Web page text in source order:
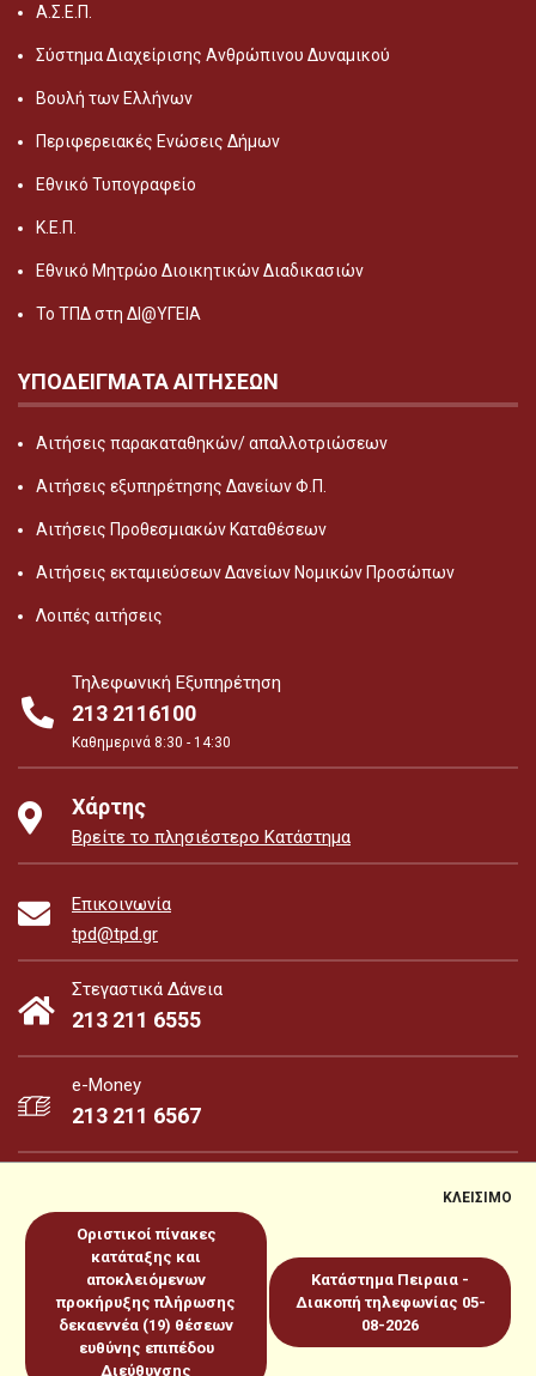
Α.Σ.Ε.Π.
Σύστημα Διαχείρισης Ανθρώπινου Δυναμικού
Βουλή των Ελλήνων
Περιφερειακές Ενώσεις Δήμων
Εθνικό Τυπογραφείο
Κ.Ε.Π.
Εθνικό Μητρώο Διοικητικών Διαδικασιών
Το ΤΠΔ στη ΔΙ@ΥΓΕΙΑ
ΥΠΟΔΕΙΓΜΑΤΑ ΑΙΤΗΣΕΩΝ
Αιτήσεις παρακαταθηκών/ απαλλοτριώσεων
Αιτήσεις εξυπηρέτησης Δανείων Φ.Π.
Αιτήσεις Προθεσμιακών Καταθέσεων
Αιτήσεις εκταμιεύσεων Δανείων Νομικών Προσώπων
Λοιπές αιτήσεις
Τηλεφωνική Εξυπηρέτηση
213 2116100
Καθημερινά 8:30 - 14:30
Χάρτης
Βρείτε το πλησιέστερο Κατάστημα
Επικοινωνία
tpd@tpd.gr
Στεγαστικά Δάνεια
213 211 6555
e-Money
213 211 6567
e-Money
Sitemap Πολιτική για Cookies
Προστασία Προσωπικών
ΔεδομένωνΌροι χρήσεως
Copyright 2026 © www.tpd.gr
ΚΛΕΙΣΙΜΟ
Οριστικοί πίνακες
κατάταξης και
αποκλειόμενων
προκήρυξης πλήρωσης
δεκαεννέα (19) θέσεων
ευθύνης επιπέδου
Διεύθυνσης
Κατάστημα Πειραια -
Διακοπή τηλεφωνίας 05-
08-2026